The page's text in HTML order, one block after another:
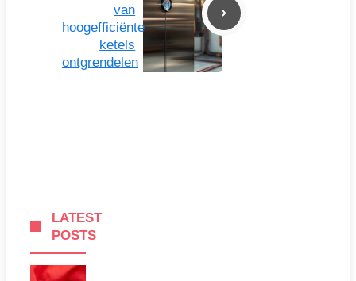
van
hoogefficiënte
ketels
ontgrendelen
LATEST
POSTS